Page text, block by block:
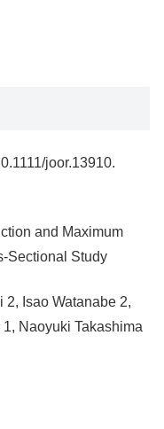
joor.13910.
and Maximum
Sectional Study
Isao Watanabe 2,
Naoyuki Takashima